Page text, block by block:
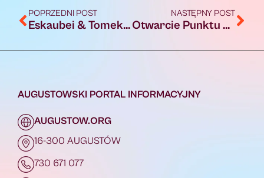
POPRZEDNI POST
Eskaubei & Tomek Nowak Quartet Mr. Krime – KONCERT
NASTĘPNY POST
Otwarcie Punktu Konsultacji Rehabilitacji w Augustowie
AUGUSTOWSKI PORTAL INFORMACYJNY
AUGUSTOW.ORG
16-300 AUGUSTÓW
730 671 077